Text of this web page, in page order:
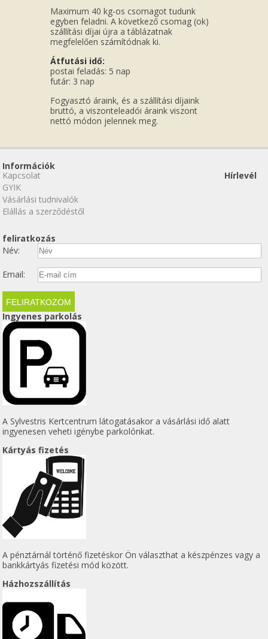
Maximum 40 kg-os csomagot tudunk
egyben feladni. A következő csomag (ok)
szállítási díjai újra a táblázatnak
megfelelően számítódnak ki.
Átfutási idő:
postai feladás: 5 nap
futár: 3 nap
Fogyasztó áraink, és a szállítási díjaink
bruttó, a viszonteleadói áraink viszont
nettó módon jelennek meg.
Információk
Kapcsolat
GYIK
Vásárlási tudnivalók
Elállás a szerződéstől
Hírlevél
feliratkozás
Név:
Email:
Ingyenes parkolás
A Sylvestris Kertcentrum látogatásakor a vásárlási idő alatt
ingyenesen veheti igénybe parkolónkat.
Kártyás fizetés
A pénztárnál történő fizetéskor Ön választhat a készpénzes vagy a
bankkártyás fizetési mód között.
Házhozszállítás